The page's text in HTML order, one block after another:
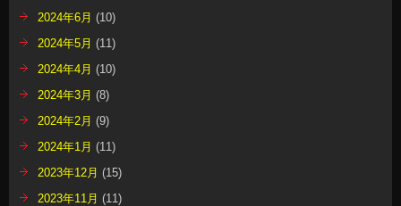
2024年6月 (10)
2024年5月 (11)
2024年4月 (10)
2024年3月 (8)
2024年2月 (9)
2024年1月 (11)
2023年12月 (15)
2023年11月 (11)